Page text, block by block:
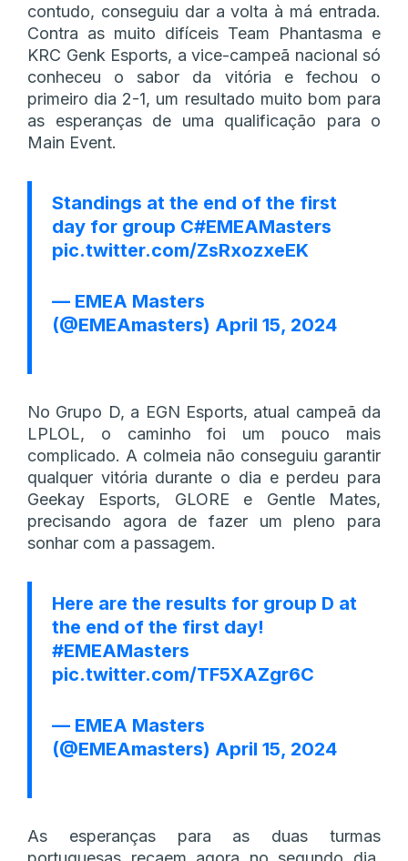
contudo, conseguiu dar a volta à má entrada.
Contra as muito difíceis Team Phantasma e
KRC Genk Esports, a vice-campeã nacional só
conheceu o sabor da vitória e fechou o
primeiro dia 2-1, um resultado muito bom para
as esperanças de uma qualificação para o
Main Event.
Standings at the end of the first
day for group C#EMEAMasters
pic.twitter.com/ZsRxozxeEK
— EMEA Masters
(@EMEAmasters) April 15, 2024
No Grupo D, a EGN Esports, atual campeã da
LPLOL, o caminho foi um pouco mais
complicado. A colmeia não conseguiu garantir
qualquer vitória durante o dia e perdeu para
Geekay Esports, GLORE e Gentle Mates,
precisando agora de fazer um pleno para
sonhar com a passagem.
Here are the results for group D at
the end of the first day!
#EMEAMasters
pic.twitter.com/TF5XAZgr6C
— EMEA Masters
(@EMEAmasters) April 15, 2024
As esperanças para as duas turmas